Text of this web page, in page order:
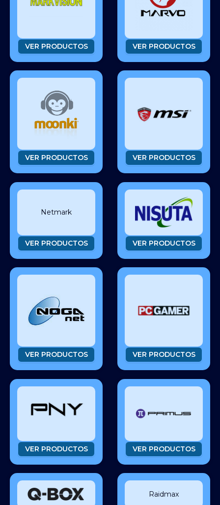
VER PRODUCTOS VER PRODUCTOS
VER PRODUCTOS VER PRODUCTOS
Netmark
VER PRODUCTOS VER PRODUCTOS
VER PRODUCTOS VER PRODUCTOS
VER PRODUCTOS VER PRODUCTOS
Raidmax